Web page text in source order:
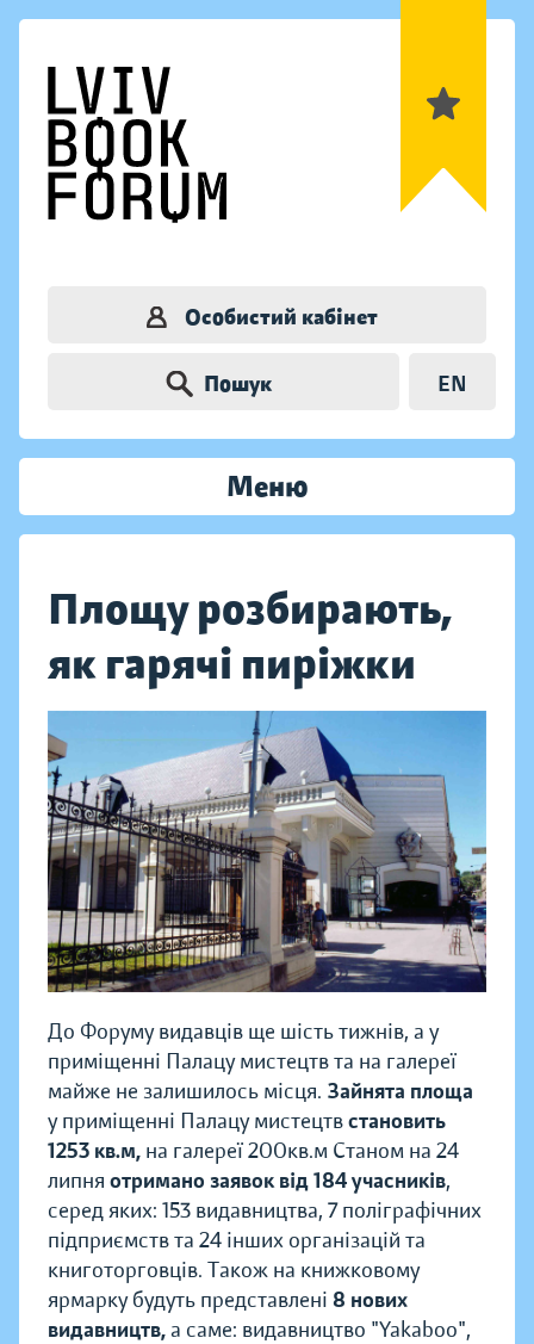
Особистий кабінет
Пошук EN
Меню
Площу розбирають,
як гарячі пиріжки
До Форуму видавців ще шість тижнів, а у
приміщенні Палацу мистецтв та на галереї
майже не залишилось місця. Зайнята площа
у приміщенні Палацу мистецтвстановить
1253 кв.м, на галереї 200кв.м Станом на 24
липня отримано заявок від 184 учасників,
серед яких: 153 видавництва, 7 поліграфічних
підприємств та 24 інших організацій та
книготорговців. Також на книжковому
ярмарку будуть представлені 8 нових
видавництв,а саме: видавництво "Yakaboo",